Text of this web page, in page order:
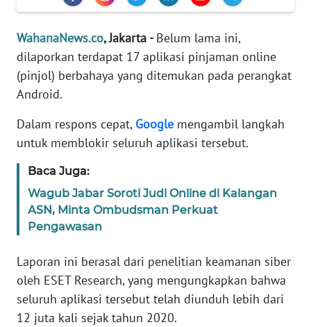
WahanaNews.co, Jakarta -Belum lama ini,
dilaporkan terdapat 17 aplikasi pinjaman online
(pinjol) berbahaya yang ditemukan pada perangkat
Android.
Dalam respons cepat, Google mengambil langkah
untuk memblokir seluruh aplikasi tersebut.
Baca Juga:
Wagub Jabar Soroti Judi Online di Kalangan
ASN, Minta Ombudsman Perkuat
Pengawasan
Laporan ini berasal dari penelitian keamanan siber
oleh ESET Research, yang mengungkapkan bahwa
seluruh aplikasi tersebut telah diunduh lebih dari
12 juta kali sejak tahun 2020.
OPINI
EDITORIAL
Informasi
INDEKS
KONTAK
KAMI
IKLAN
TENTANG
KAMI